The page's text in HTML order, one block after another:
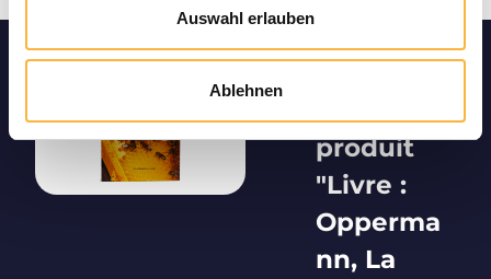
Auswahl erlauben
Ablehnen
produit
"Livre :
Opperma
nn, La